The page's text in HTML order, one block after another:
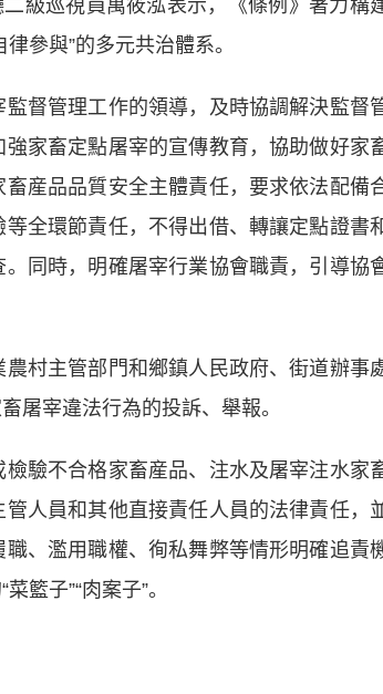
級巡視員萬筱泓表示，《條例》著力構
參與”的多元共治體系。
督管理工作的領導，及時協調解決監督
家畜定點屠宰的宣傳教育，協助做好家
産品品質安全主體責任，要求依法配備
全環節責任，不得出借、轉讓定點證書
同時，明確屠宰行業協會職責，引導協
村主管部門和鄉鎮人民政府、街道辦事
屠宰違法行為的投訴、舉報。
驗不合格家畜産品、注水及屠宰注水家
人員和其他直接責任人員的法律責任，
、濫用職權、徇私舞弊等情形明確追責
籃子”“肉案子”。